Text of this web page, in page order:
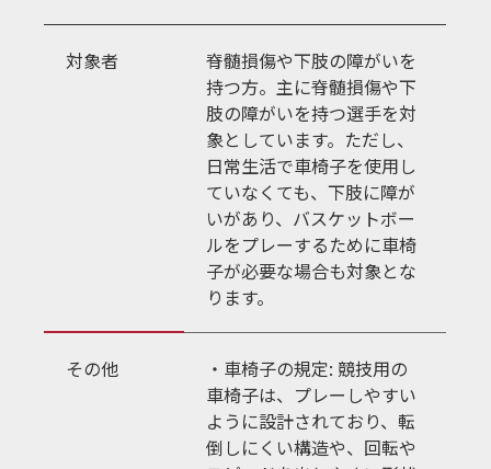
対象者
脊髄損傷や下肢の障がいを
持つ方。主に脊髄損傷や下
肢の障がいを持つ選手を対
象としています。ただし、
日常生活で車椅子を使用し
ていなくても、下肢に障が
いがあり、バスケットボー
ルをプレーするために車椅
子が必要な場合も対象とな
ります。
その他
・車椅子の規定: 競技用の
車椅子は、プレーしやすい
ように設計されており、転
倒しにくい構造や、回転や